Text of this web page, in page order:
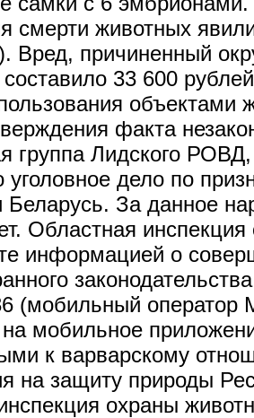
смерти животных
Вред, причиненный
33 600
объектами
факта
группа Лидского
уголовное дело по
Беларусь. За данное
Областная
информацией о
(мобильный
мобильное
к варварскому
на защиту природы
охраны